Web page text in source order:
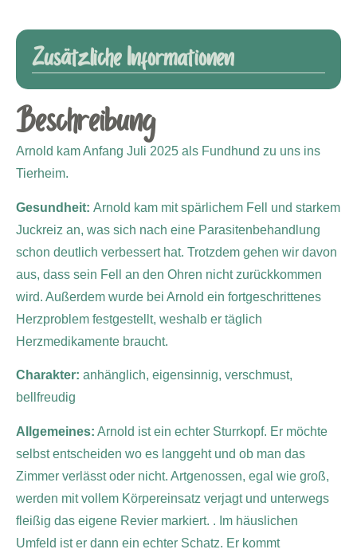
Zusätzliche Informationen
Beschreibung
Arnold kam Anfang Juli 2025 als Fundhund zu uns ins
Tierheim.
Gesundheit: Arnold kam mit spärlichem Fell und starkem
Juckreiz an, was sich nach eine Parasitenbehandlung
schon deutlich verbessert hat. Trotzdem gehen wir davon
aus, dass sein Fell an den Ohren nicht zurückkommen
wird. Außerdem wurde bei Arnold ein fortgeschrittenes
Herzproblem festgestellt, weshalb er täglich
Herzmedikamente braucht.
Charakter: anhänglich, eigensinnig, verschmust,
bellfreudig
Allgemeines: Arnold ist ein echter Sturrkopf. Er möchte
selbst entscheiden wo es langgeht und ob man das
Zimmer verlässt oder nicht. Artgenossen, egal wie groß,
werden mit vollem Körpereinsatz verjagt und unterwegs
fleißig das eigene Revier markiert. . Im häuslichen
Umfeld ist er dann ein echter Schatz. Er kommt